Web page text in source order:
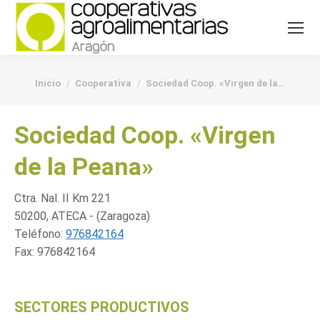
You are here:
Inicio Cooperativa Sociedad Coop. «Virgen de la…
Sociedad Coop. «Virgen
de la Peana»
Ctra. Nal. II Km 221
50200, ATECA - (Zaragoza)
Teléfono: 976842164
Fax: 976842164
SECTORES PRODUCTIVOS